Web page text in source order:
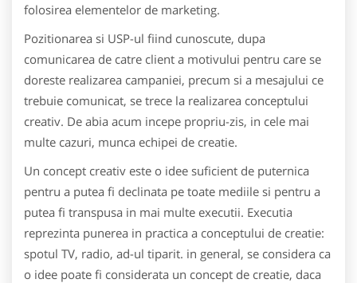
folosirea elementelor de marketing.
Pozitionarea si USP-ul fiind cunoscute, dupa
comunicarea de catre client a motivului pentru care se
doreste realizarea campaniei, precum si a mesajului ce
trebuie comunicat, se trece la realizarea conceptului
creativ. De abia acum incepe propriu-zis, in cele mai
multe cazuri, munca echipei de creatie.
Un concept creativ este o idee suficient de puternica
pentru a putea fi declinata pe toate mediile si pentru a
putea fi transpusa in mai multe executii. Executia
reprezinta punerea in practica a conceptului de creatie:
spotul TV, radio, ad-ul tiparit. in general, se considera ca
o idee poate fi considerata un concept de creatie, daca